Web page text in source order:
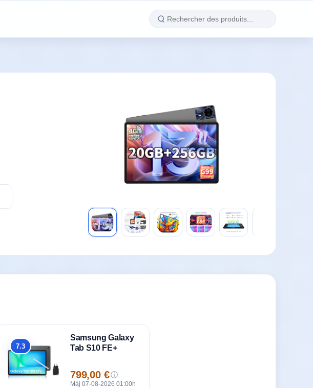
Global
7.3
Samsung Galaxy
Tab S10 FE+
Prix
799,00 € ⓘ
Màj 07-08-2026 01:00h